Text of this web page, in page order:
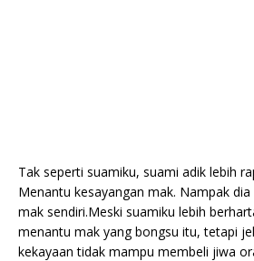
Tak seperti suamiku, suami adik lebih
Menantu kesayangan mak. Nampak
mak sendiri.Meski suamiku lebih
menantu mak yang bongsu itu, tetapi
kekayaan tidak mampu membeli jiwa